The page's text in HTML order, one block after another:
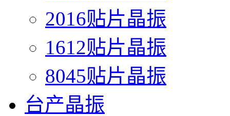
2016贴片晶振
1612贴片晶振
8045贴片晶振
台产晶振